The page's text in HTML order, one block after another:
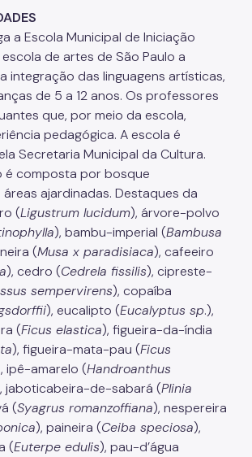
Ambiental
de Ajustamento de Conduta
GEE
Climática
SP
Urbana
Áreas Verdes e Espaços Livres
Climática
a Escola Municipal de Iniciação
de artes de São Paulo a
integração das linguagens artísticas,
de 5 a 12 anos. Os professores
que, por meio da escola,
pedagógica. A escola é
Secretaria Municipal da Cultura.
é composta por bosque
ajardinadas. Destaques da
(Ligustrum lucidum), árvore-polvo
), bambu-imperial (Bambusa
(Musa x paradisiaca), cafeeiro
), cedro (Cedrela fissilis), cipreste-
sempervirens), copaíba
), eucalipto (Eucalyptus sp.),
(Ficus elastica), figueira-da-índia
), figueira-mata-pau (Ficus
ipê-amarelo (Handroanthus
jaboticabeira-de-sabará (Plinia
(Syagrus romanzoffiana), nespereira
), paineira (Ceiba speciosa),
(Euterpe edulis), pau-d’água